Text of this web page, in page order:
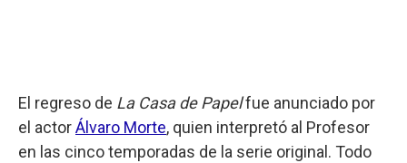
El regreso de La Casa de Papelfue anunciado por
el actorÁlvaro Morte, quien interpretó al Profesor
en las cinco temporadas de la serie original. Todo